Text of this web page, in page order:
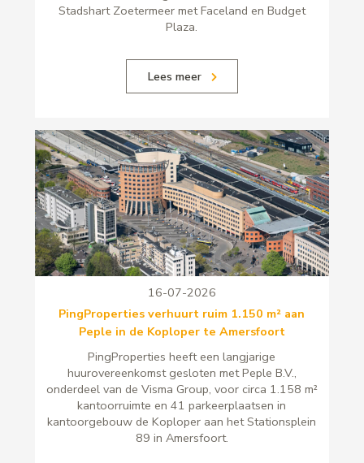
Stadshart Zoetermeer met Faceland en Budget
Plaza.
Lees meer
16-07-2026
PingProperties verhuurt ruim 1.150 m² aan
Peple in de Koploper te Amersfoort
PingProperties heeft een langjarige
huurovereenkomst gesloten met Peple B.V.,
onderdeel van de Visma Group, voor circa 1.158 m²
kantoorruimte en 41 parkeerplaatsen in
kantoorgebouw de Koploper aan het Stationsplein
89 in Amersfoort.